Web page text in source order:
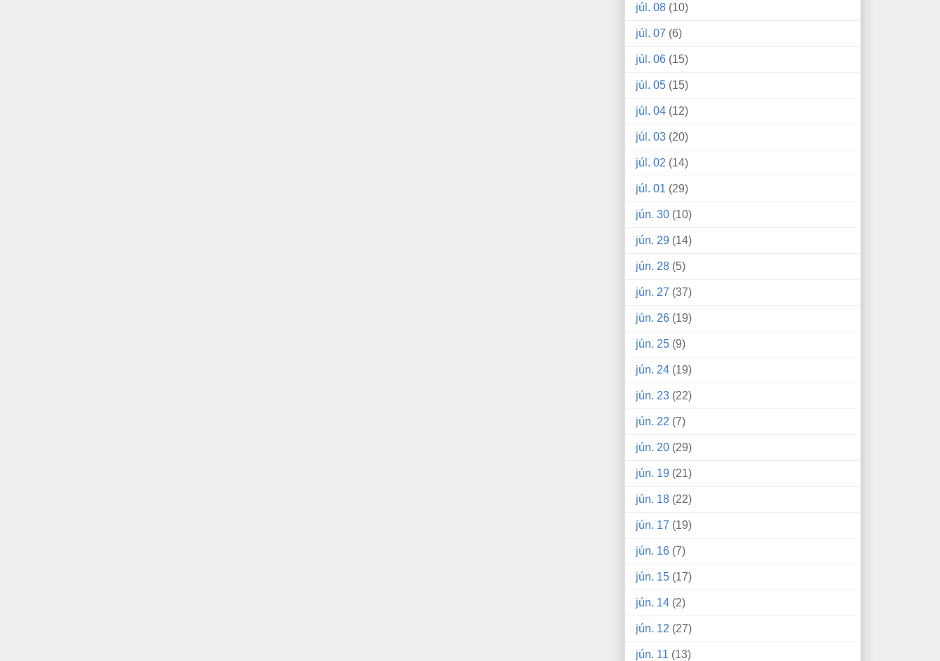
júl. 08 (10)
júl. 07 (6)
júl. 06 (15)
júl. 05 (15)
júl. 04 (12)
júl. 03 (20)
júl. 02 (14)
júl. 01 (29)
jún. 30 (10)
jún. 29 (14)
jún. 28 (5)
jún. 27 (37)
jún. 26 (19)
jún. 25 (9)
jún. 24 (19)
jún. 23 (22)
jún. 22 (7)
jún. 20 (29)
jún. 19 (21)
jún. 18 (22)
jún. 17 (19)
jún. 16 (7)
jún. 15 (17)
jún. 14 (2)
jún. 12 (27)
jún. 11 (13)